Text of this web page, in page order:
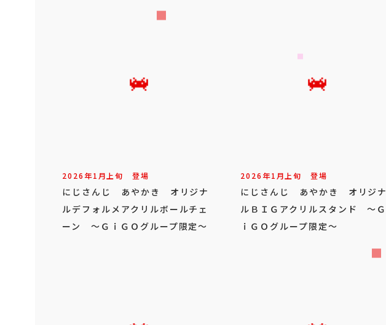
2026年1月上旬 登場
にじさんじ あやかき オリジナ
ルデフォルメアクリルボールチェ
ーン ～ＧｉＧＯグループ限定～
2026年1月上旬 登場
にじさんじ あやかき オリジナ
ルＢＩＧアクリルスタンド ～Ｇ
ｉＧＯグループ限定～